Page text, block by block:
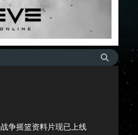
战争摇篮资料片现已上线